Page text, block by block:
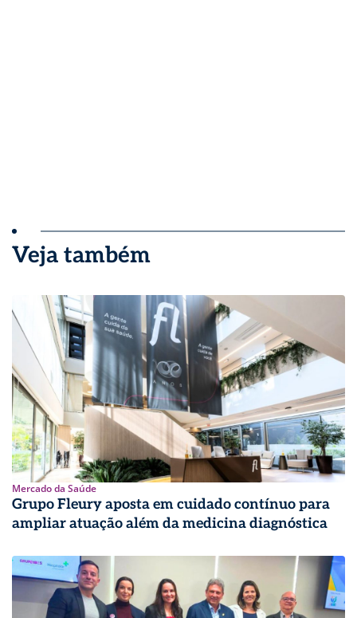
Veja também
Mercado da Saúde
Grupo Fleury aposta em cuidado contínuo para
ampliar atuação além da medicina diagnóstica